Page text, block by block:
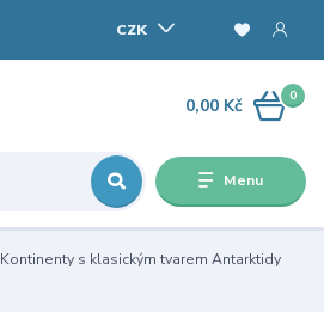
Menu
CZK
0
0,00 Kč
Kontinenty s klasickým tvarem Antarktidy